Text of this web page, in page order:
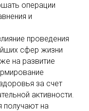
операции
и
проведения
сфер жизни
на развитие
за счет
активности.
получают на